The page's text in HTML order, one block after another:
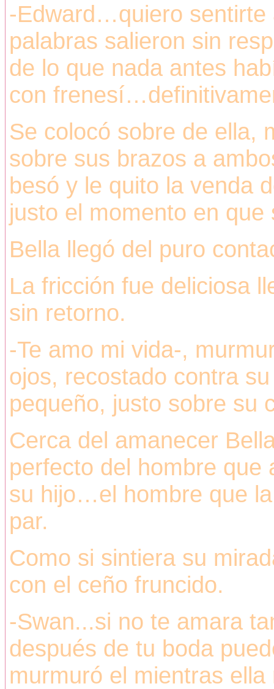
-Edward…quiero
palabras salieron sin
de lo que nada antes
con
Se colocó sobre de ella,
sobre sus brazos a
besó y le quito la venda
justo el momento en
Bella llegó del puro
La fricción fue deliciosa
sin retorno.
-Te amo mi vida-,
ojos, recostado contra
pequeño, justo sobre su
Cerca del amanecer
perfecto del hombre que
su hijo…el hombre que
par.
Como si sintiera su
con el ceño fruncido.
-Swan...si no te amara
después de tu boda
murmuró el mientras ella